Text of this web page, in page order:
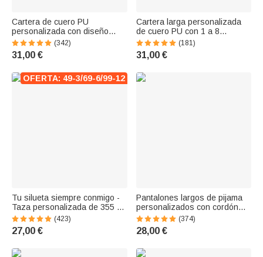
Cartera de cuero PU
personalizada con diseño
retro de gato varios
compartimentos y cremallera
metálica ideal para
(342)
31,00 €
Cartera larga personalizada
de cuero PU con 1 a 8
nombres y compartimentos
con personaje de dibujos
animados regalo para mujeres
(181)
31,00 €
OFERTA: 49-3/69-6/99-12
Tu silueta siempre conmigo -
Taza personalizada de 355 ml
con silueta de tu mascota
(423)
27,00 €
Pantalones largos de pijama
personalizados con cordón
huellas 1 a 4 fotos de
mascotas y nombre regalo de
cumpleaños para amantes de
(374)
28,00 €